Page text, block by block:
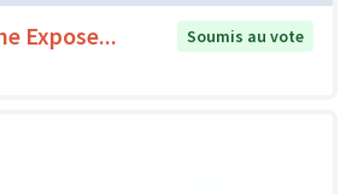
Expose...
Soumis au vote